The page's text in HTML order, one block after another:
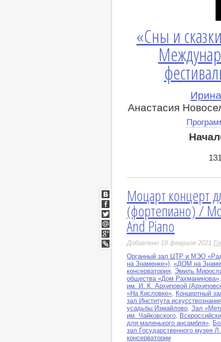
«Сны и
Анастасия
Моцарт концерт
(фортепиано) /
And Piano
Добавлено 19 февраля 2021
Органный зал ЦТР и МЭО
на Знаменке») «ДОМ на
консерватория Эмиль
общества «Дом Рахманинова»
им. И. К. Архиповой
«На Кисловке»
Концертный
зал Института
усадьбы Измайлово Зал
им. Чайковского
для маленького ансамбля»
зал Государственного музея
консерватории
ВКонтакте
Facebook
Twitter
Мой
Мир
Google+
LiveJournal